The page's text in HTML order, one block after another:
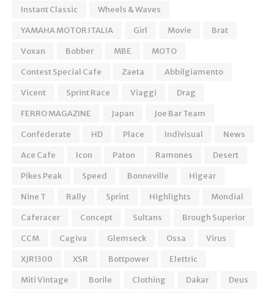
Instant Classic
Wheels & Waves
YAMAHA MOTOR ITALIA
Girl Movie
Brat
Voxan
Bobber MBE
MOTO
Contest Special Cafe
Zaeta
Abbilgiamento
Vicent
Sprint Race Viaggi
Drag
FERRO MAGAZINE
Japan
Joe Bar Team
Confederate
HD Place Indivisual
News
Ace Cafe
Icon Paton Ramones
Desert
Pikes Peak
Speed Bonneville
Higear
Nine T
Rally Sprint Highlights
Mondial
Caferacer
Concept Sultans
Brough Superior
CCM
Cagiva Glemseck Ossa
Virus
XJR1300
XSR Bottpower
Elettric
Miti Vintage
Borile Clothing Dakar Deus